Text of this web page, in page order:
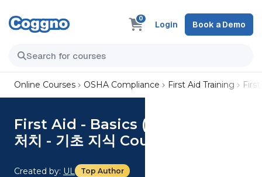
0
Login Book a Demo
Online Courses OSHA Compliance First Aid Training
First Aid - Basics (Korean) 응급
처치 - 기초 지식 Course
Created by: UL Top Author